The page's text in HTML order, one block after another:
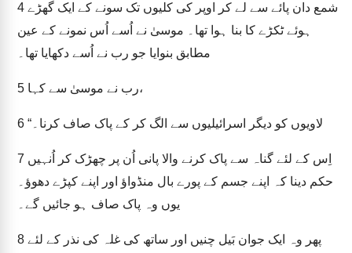
4
ہوئے ٹکڑے کا بنا ہوا تھا۔ موسیٰ نے اُسے اُس نمونے کے عین
مطابق بنوایا جو رب نے اُسے دکھایا تھا۔
5 رب نے موسیٰ سے کہا،
6 “لاویوں کو دیگر اسرائیلیوں سے الگ کر کے پاک صاف کرنا۔
7
حکم دینا کہ اپنے جسم کے پورے بال منڈواؤ اور اپنے کپڑے دھوؤ۔
یوں وہ پاک صاف ہو جائیں گے۔
8